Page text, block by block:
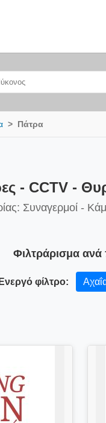
Πάτρα
- CCTV -
Συναγερμοί -
Φιλτράρισμα ανά
Ενεργό φίλτρο: